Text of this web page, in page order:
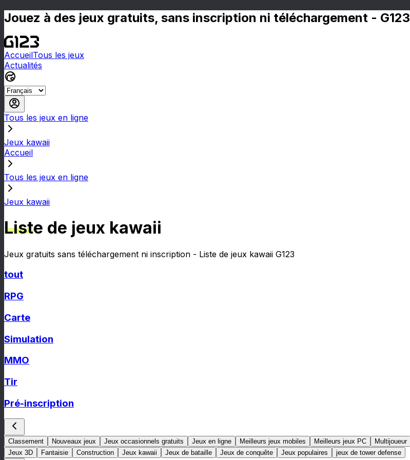
Jouez à des jeux gratuits, sans inscription ni téléchargement - G123
AccueilTous les jeux
Actualités
Tous les jeux en ligne
Jeux kawaii
Accueil
Tous les jeux en ligne
Jeux kawaii
Liste de jeux kawaii
Jeux gratuits sans téléchargement ni inscription - Liste de jeux kawaii G123
tout
RPG
Carte
Simulation
MMO
Tir
Pré-inscription
Classement Nouveaux jeux Jeux occasionnels gratuits Jeux en ligne Meilleurs jeux mobiles Meilleurs jeux PC Multijoueur
Jeux 3D
Fantaisie Construction Jeux kawaii Jeux de bataille Jeux de conquête Jeux populaires jeux de tower defense